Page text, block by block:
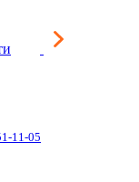
11-05